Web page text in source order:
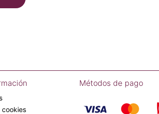
cookies
Métodos de pago